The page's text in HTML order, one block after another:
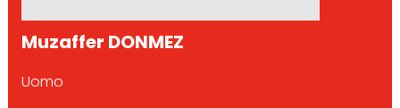
Muzaffer DONMEZ
Uomo